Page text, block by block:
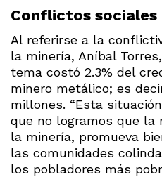
Conflictos sociales
Al referirse a la
la minería, Aníbal
tema costó 2.3% del
minero metálico; es
millones. “Esta
que no logramos que la
la minería, promueva
las comunidades
los pobladores más